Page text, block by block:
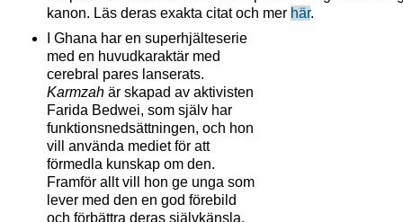
kanon. Läs deras exakta citat och mer här.
I Ghana har en superhjälteserie
med en huvudkaraktär med
cerebral pares lanserats.
Karmzah är skapad av aktivisten
Farida Bedwei, som själv har
funktionsnedsättningen, och hon
vill använda mediet för att
förmedla kunskap om den.
Framför allt vill hon ge unga som
lever med den en god förebild
och förbättra deras självkänsla.